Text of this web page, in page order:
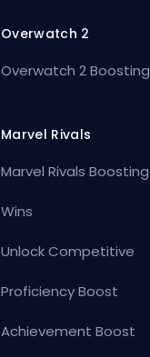
Overwatch 2
Overwatch 2 Boosting
Marvel Rivals
Marvel Rivals Boosting
Wins
Unlock Competitive
Proficiency Boost
Achievement Boost